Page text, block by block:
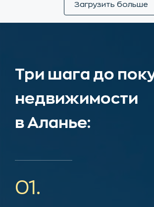
Загрузить больше
Три шага до
недвижимости
в Аланье:
01.